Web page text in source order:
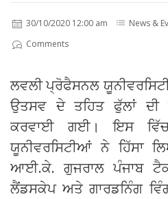
30/10/2020 12:00 am News &
Comments
ਲਵਲੀ ਪ੍ਰੋਫੈਸਨਲ
ਉਤਸਵ ਦੇ ਤਹਿਤ ਫੁੱਲਾਂ ਦੀ
ਕਰਵਾਈ ਗਈ। ਇਸ
ਯੂਨੀਵਰਸਿਟੀਆਂ ਨੇ ਹਿੱਸਾ
ਆਈ.ਕੇ. ਗੁਜਰਾਲ ਪੰਜਾਬ
ਲੈਂਡਸਕੇਪ ਅਤੇ ਗਾਰਡਨਿੰਗ